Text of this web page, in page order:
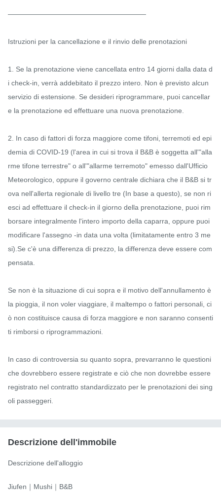
————————————————————
Istruzioni per la cancellazione e il rinvio delle prenotazioni
1. Se la prenotazione viene cancellata entro 14 giorni dalla data d
i check-in, verrà addebitato il prezzo intero. Non è previsto alcun
servizio di estensione. Se desideri riprogrammare, puoi cancellar
e la prenotazione ed effettuare una nuova prenotazione.
2. In caso di fattori di forza maggiore come tifoni, terremoti ed epi
demia di COVID-19 (l'area in cui si trova il B&B è soggetta all'"alla
rme tifone terrestre" o all'"allarme terremoto" emesso dall'Ufficio
Meteorologico, oppure il governo centrale dichiara che il B&B si tr
ova nell'allerta regionale di livello tre (In base a questo), se non ri
esci ad effettuare il check-in il giorno della prenotazione, puoi rim
borsare integralmente l'intero importo della caparra, oppure puoi
modificare l'assegno -in data una volta (limitatamente entro 3 me
si).Se c'è una differenza di prezzo, la differenza deve essere com
pensata.
Se non è la situazione di cui sopra e il motivo dell'annullamento è
la pioggia, il non voler viaggiare, il maltempo o fattori personali, ci
ò non costituisce causa di forza maggiore e non saranno consenti
ti rimborsi o riprogrammazioni.
In caso di controversia su quanto sopra, prevarranno le questioni
che dovrebbero essere registrate e ciò che non dovrebbe essere
registrato nel contratto standardizzato per le prenotazioni dei sing
oli passeggeri.
Descrizione dell'immobile
Descrizione dell'alloggio
Jiufen｜Mushi｜B&B